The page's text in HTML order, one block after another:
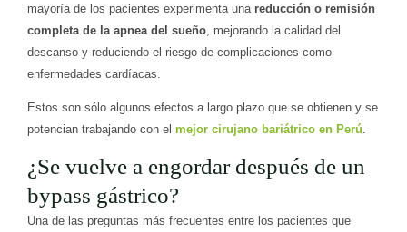
mayoría de los pacientes experimenta una reducción o remisión
completa de la apnea del sueño, mejorando la calidad del
descanso y reduciendo el riesgo de complicaciones como
enfermedades cardíacas.
Estos son sólo algunos efectos a largo plazo que se obtienen y se
potencian trabajando con el mejor cirujano bariátrico en Perú.
¿Se vuelve a engordar después de un
bypass gástrico?
Una de las preguntas más frecuentes entre los pacientes que